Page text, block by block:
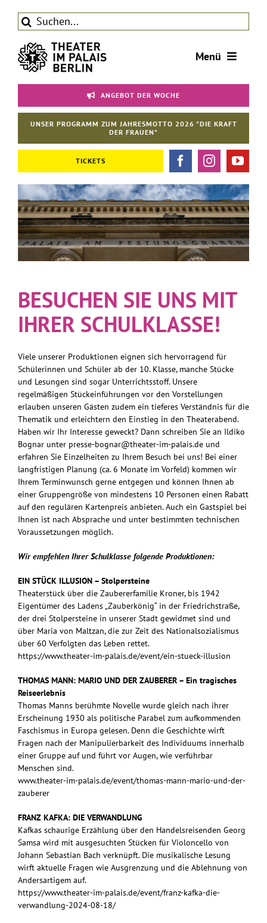
Inhalt
springen
Suche
Menü
Tickets
Theater
ANGEBOT DER WOCHE
UNSER PROGRAMM ZUM JAHRESMOTTO 2026 "DIE KRAFT
DER FRAUEN"
TICKETS
BESUCHEN SIE UNS MIT
IHRER SCHULKLASSE!
Viele unserer Produktionen eignen sich hervorragend für
Schülerinnen und Schüler ab der 10. Klasse, manche Stücke
und Lesungen sind sogar Unterrichtsstoff. Unsere
regelmäßigen Stückeinführungen vor den Vorstellungen
erlauben unseren Gästen zudem ein tieferes Verständnis für die
Thematik und erleichtern den Einstieg in den Theaterabend.
Haben wir Ihr Interesse geweckt? Dann schreiben Sie an Ildiko
Bognar unter presse-bognar@theater-im-palais.deund
erfahren Sie Einzelheiten zu Ihrem Besuch bei uns! Bei einer
langfristigen Planung (ca. 6 Monate im Vorfeld) kommen wir
Ihrem Terminwunsch gerne entgegen und können Ihnen ab
einer Gruppengröße von mindestens 10 Personen einen Rabatt
auf den regulären Kartenpreis anbieten. Auch ein Gastspiel bei
Ihnen ist nach Absprache und unter bestimmten technischen
Voraussetzungen möglich.
Wir empfehlen Ihrer Schulklasse folgende Produktionen:
EIN STÜCK ILLUSION – Stolpersteine
Theaterstück über die Zaubererfamilie Kroner, bis 1942
Eigentümer des Ladens „Zauberkönig“ in der Friedrichstraße,
der drei Stolpersteine in unserer Stadt gewidmet sind und
über Maria von Maltzan, die zur Zeit des Nationalsozialismus
über 60 Verfolgten das Leben rettet.
https://www.theater-im-palais.de/event/ein-stueck-illusion
THOMAS MANN: MARIO UND DER ZAUBERER – Ein tragisches
Reiseerlebnis
Thomas Manns berühmte Novelle wurde gleich nach ihrer
Erscheinung 1930 als politische Parabel zum aufkommenden
Faschismus in Europa gelesen. Denn die Geschichte wirft
Fragen nach der Manipulierbarkeit des Individuums innerhalb
einer Gruppe auf und führt vor Augen, wie verführbar
Menschen sind.
www.theater-im-palais.de/event/thomas-mann-mario-und-der-
zauberer
FRANZ KAFKA: DIE VERWANDLUNG
Kafkas schaurige Erzählung über den Handelsreisenden Georg
Samsa wird mit ausgesuchten Stücken für Violoncello von
Johann Sebastian Bach verknüpft. Die musikalische Lesung
wirft aktuelle Fragen wie Ausgrenzung und die Ablehnung von
Andersartigem auf.
https://www.theater-im-palais.de/event/franz-kafka-die-
verwandlung-2024-08-18/